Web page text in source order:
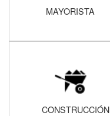
MAYORISTA
CONSTRUCCIÓN